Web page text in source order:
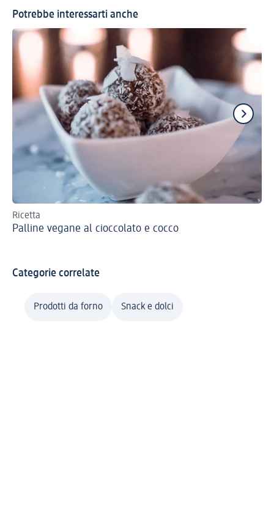
Potrebbe interessarti anche
Ricetta
Palline vegane al cioccolato e cocco
Categorie correlate
Prodotti da forno Snack e dolci